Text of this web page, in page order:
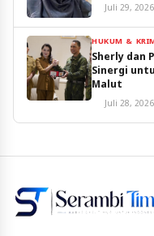
Juli 29, 2026
HUKUM &
Sherly dan
Sinergi
Malut
Juli 28, 2026